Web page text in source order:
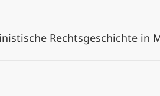
Rechtsgeschichte in